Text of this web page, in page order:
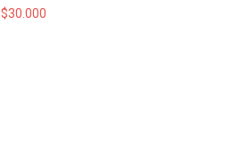
$30.000